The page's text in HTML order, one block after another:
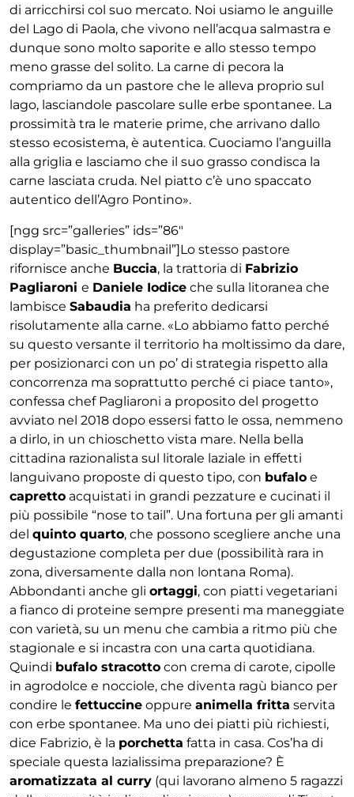
di arricchirsi col suo mercato. Noi usiamo le anguille
del Lago di Paola, che vivono nell’acqua salmastra e
dunque sono molto saporite e allo stesso tempo
meno grasse del solito. La carne di pecora la
compriamo da un pastore che le alleva proprio sul
lago, lasciandole pascolare sulle erbe spontanee. La
prossimità tra le materie prime, che arrivano dallo
stesso ecosistema, è autentica. Cuociamo l’anguilla
alla griglia e lasciamo che il suo grasso condisca la
carne lasciata cruda. Nel piatto c’è uno spaccato
autentico dell’Agro Pontino».
[ngg src=”galleries” ids=”86″
display=”basic_thumbnail”]Lo stesso pastore
rifornisce anche Buccia, la trattoria di Fabrizio
Pagliaroni e Daniele Iodice che sulla litoranea che
lambisce Sabaudia ha preferito dedicarsi
risolutamente alla carne. «Lo abbiamo fatto perché
su questo versante il territorio ha moltissimo da dare,
per posizionarci con un po’ di strategia rispetto alla
concorrenza ma soprattutto perché ci piace tanto»,
confessa chef Pagliaroni a proposito del progetto
avviato nel 2018 dopo essersi fatto le ossa, nemmeno
a dirlo, in un chioschetto vista mare. Nella bella
cittadina razionalista sul litorale laziale in effetti
languivano proposte di questo tipo, con bufalo e
capretto acquistati in grandi pezzature e cucinati il
più possibile “nose to tail”. Una fortuna per gli amanti
del quinto quarto, che possono scegliere anche una
degustazione completa per due (possibilità rara in
zona, diversamente dalla non lontana Roma).
Abbondanti anche gli ortaggi, con piatti vegetariani
a fianco di proteine sempre presenti ma maneggiate
con varietà, su un menu che cambia a ritmo più che
stagionale e si incastra con una carta quotidiana.
Quindi bufalo stracotto con crema di carote, cipolle
in agrodolce e nocciole, che diventa ragù bianco per
condire le fettuccine oppure animella fritta servita
con erbe spontanee. Ma uno dei piatti più richiesti,
dice Fabrizio, è la porchetta fatta in casa. Cos’ha di
speciale questa lazialissima preparazione? È
aromatizzata al curry (qui lavorano almeno 5 ragazzi